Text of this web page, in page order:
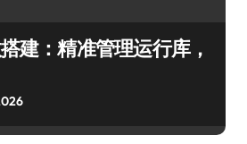
建：精准管理运行库，